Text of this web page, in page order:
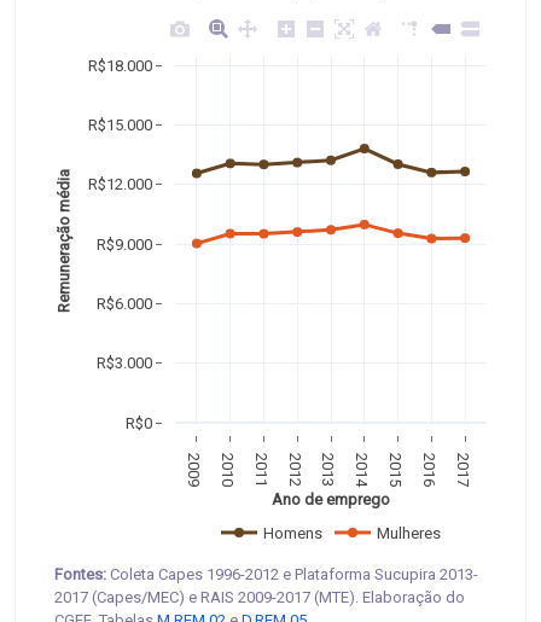
2009 2010 2011 2012 2013 2014 2015 2016 2017
R$0
R$3.000
R$6.000
R$9.000
R$12.000
R$15.000
R$18.000
Homens Mulheres
Ano de emprego
Remuneração média
Fontes: Coleta Capes 1996-2012 e Plataforma Sucupira 2013-
2017 (Capes/MEC) e RAIS 2009-2017 (MTE). Elaboração do